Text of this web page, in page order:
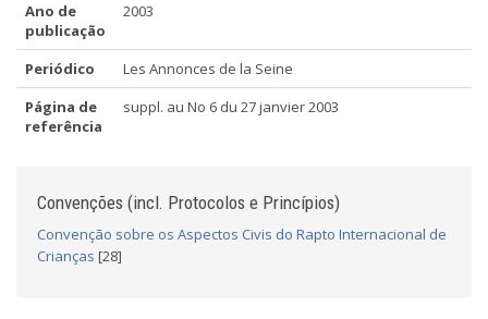
Ano de
publicação
2003
Periódico
Les Annonces de la Seine
Página de
referência
suppl. au No 6 du 27 janvier 2003
Convenções (incl. Protocolos e Princípios)
Convenção sobre os Aspectos Civis do Rapto Internacional de
Crianças [28]